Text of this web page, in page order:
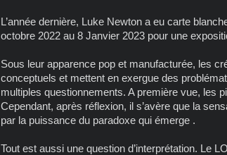
L’année dernière, Luke Newton a eu carte
octobre 2022 au 8 Janvier 2023 pour une
Sous leur apparence pop et manufacturée, les
conceptuels et mettent en exergue des
multiples questionnements. A première vue, les
Cependant, après réflexion, il s’avère que la
par la puissance du paradoxe qui émerge .
Tout est aussi une question d’interprétation. Le